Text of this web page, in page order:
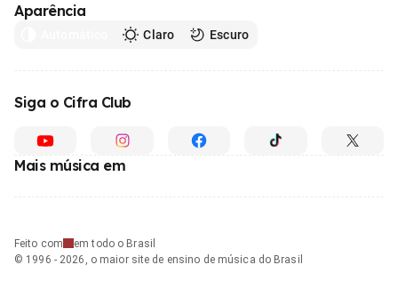
Aparência
Claro Escuro
Siga o Cifra Club
Mais música em
Feito com
em todo o Brasil
© 1996 - 2026, o maior site de ensino de música do Brasil